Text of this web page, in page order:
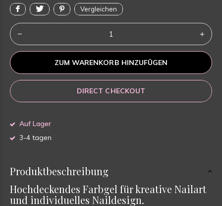
Vergleichen
ZUM WARENKORB HINZUFÜGEN
DIRECT CHECKOUT
Auf Lager
3-4 tagen
Produktbeschreibung
Hochdeckendes Farbgel für kreative Nailart
und individuelles Naildesign.